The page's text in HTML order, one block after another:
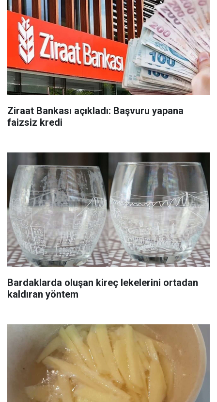
Ziraat Bankası açıkladı: Başvuru yapana
faizsiz kredi
Bardaklarda oluşan kireç lekelerini ortadan
kaldıran yöntem